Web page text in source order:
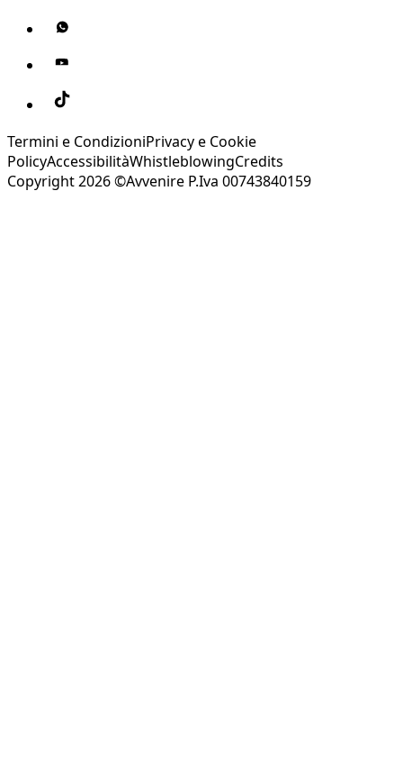
Termini e CondizioniPrivacy e Cookie
PolicyAccessibilitàWhistleblowingCredits
Copyright 2026 ©Avvenire P.Iva 00743840159